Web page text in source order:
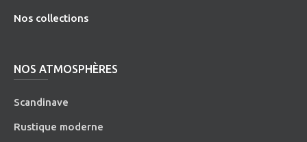
Nos collections
NOS ATMOSPHÈRES
Scandinave
Rustique moderne